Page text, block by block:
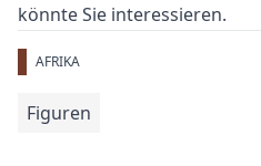
könnte Sie interessieren.
AFRIKA
Figuren